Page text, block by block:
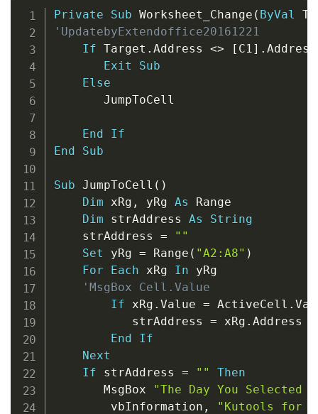
Private Sub Worksheet_Change ( ByVal
'UpdatebyExtendoffice20161221
If Target . Address <> [C1] .
Exit
Sub
Else
       JumpToCell
End
If
End
Sub
Sub JumpToCell ( )
Dim xRg , yRg As Range
Dim strAddress As
String
    strAddress
=
""
Set yRg = Range ( "A2:A8" )
For
Each xRg In yRg
'MsgBox Cell.Value
If xRg . Value = ActiveCell .
           strAddress
= xRg . Address
End
If
Next
If strAddress = ""
Then
       MsgBox
"The Day You Selected
        vbInformation
,
"Kutools for
Copy